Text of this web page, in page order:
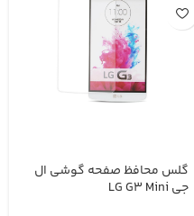
گلس محافظ صفحه گوشی ال
جی LG G3 Mini